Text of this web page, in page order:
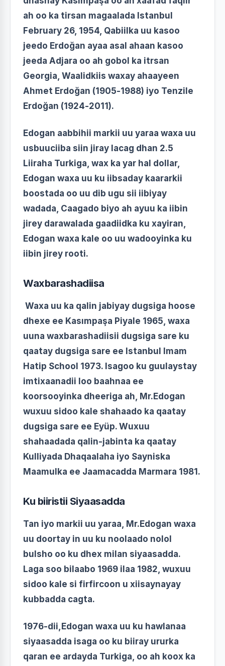
ah oo ka tirsan magaalada Istanbul
February 26, 1954, Qabiilka uu kasoo
jeedo Erdoğan ayaa asal ahaan kasoo
jeeda Adjara oo ah gobol ka itrsan
Georgia, Waalidkiis waxay ahaayeen
Ahmet Erdoğan (1905-1988) iyo Tenzile
Erdoğan (1924-2011).
Edogan aabbihii markii uu yaraa waxa uu
usbuuciiba siin jiray lacag dhan 2.5
Liiraha Turkiga, wax ka yar hal dollar,
Edogan waxa uu ku iibsaday kaararkii
boostada oo uu dib ugu sii iibiyay
wadada, Caagado biyo ah ayuu ka iibin
jirey darawalada gaadiidka ku xayiran,
Edogan waxa kale oo uu wadooyinka ku
iibin jirey rooti.
Waxbarashadiisa
Waxa uu ka qalin jabiyay dugsiga hoose
dhexe ee Kasımpaşa Piyale 1965, waxa
uuna waxbarashadiisii ​​dugsiga sare ku
qaatay dugsiga sare ee Istanbul Imam
Hatip School 1973. Isagoo ku guulaystay
imtixaanadii loo baahnaa ee
koorsooyinka dheeriga ah, Mr.Edogan
wuxuu sidoo kale shahaado ka qaatay
dugsiga sare ee Eyüp. Wuxuu
shahaadada qalin-jabinta ka qaatay
Kulliyada Dhaqaalaha iyo Sayniska
Maamulka ee Jaamacadda Marmara 1981.
Ku biiristii Siyaasadda
Tan iyo markii uu yaraa, Mr.Edogan waxa
uu doortay in uu ku noolaado nolol
bulsho oo ku dhex milan siyaasadda.
Laga soo bilaabo 1969 ilaa 1982, wuxuu
sidoo kale si firfircoon u xiisaynayay
kubbadda cagta.
1976-dii,Edogan waxa uu ku hawlanaa
siyaasadda isaga oo ku biiray ururka
qaran ee ardayda Turkiga, oo ah koox ka